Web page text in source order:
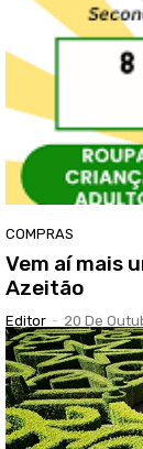
COMPRAS
Vem aí mais
Azeitão
Editor - 20 De